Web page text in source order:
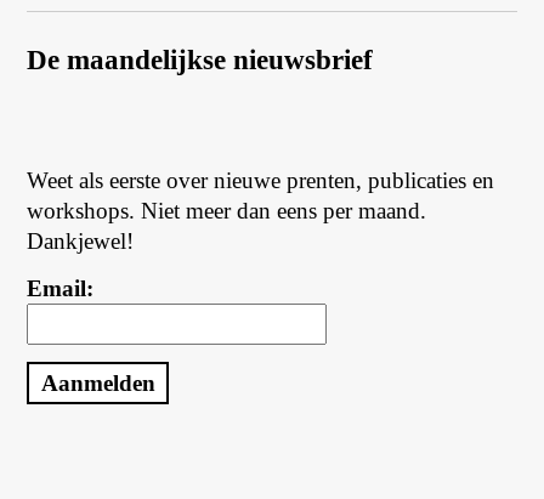
De maandelijkse nieuwsbrief
Weet als eerste over nieuwe prenten, publicaties en
workshops. Niet meer dan eens per maand.
Dankjewel!
Email: